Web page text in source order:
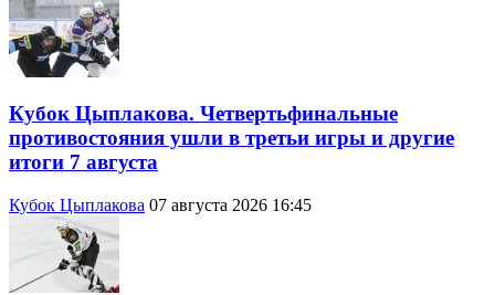
Кубок Цыплакова. Четвертьфинальные
противостояния ушли в третьи игры и другие
итоги 7 августа
Кубок Цыплакова 07 августа 2026 16:45